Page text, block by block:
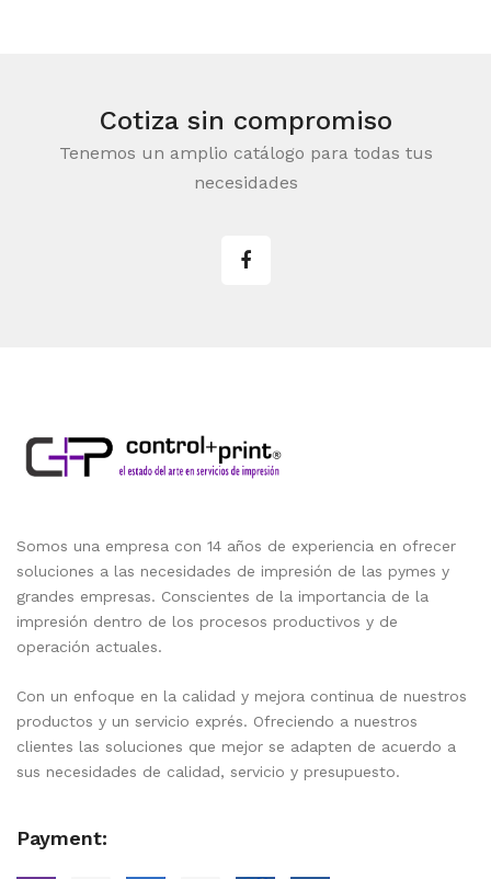
Cotiza sin compromiso
Tenemos un amplio catálogo para todas tus
necesidades
Somos una empresa con 14 años de experiencia en ofrecer
soluciones a las necesidades de impresión de las pymes y
grandes empresas. Conscientes de la importancia de la
impresión dentro de los procesos productivos y de
operación actuales.
Con un enfoque en la calidad y mejora continua de nuestros
productos y un servicio exprés. Ofreciendo a nuestros
clientes las soluciones que mejor se adapten de acuerdo a
sus necesidades de calidad, servicio y presupuesto.
Payment: